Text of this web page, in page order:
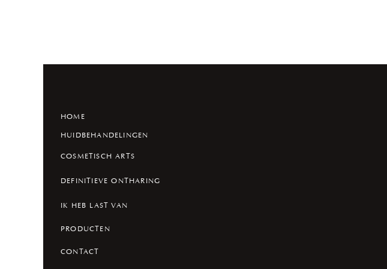
HOME
HUIDBEHANDELINGEN
COSMETISCH ARTS
DEFINITIEVE ONTHARING
IK HEB LAST VAN
PRODUCTEN
CONTACT